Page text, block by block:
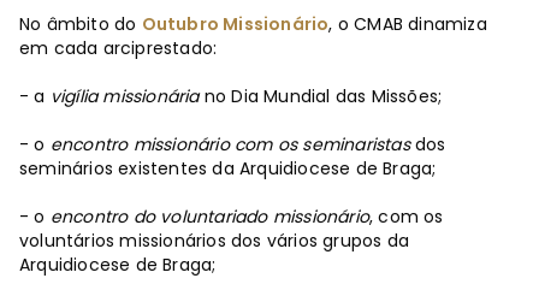
No âmbito do Outubro Missionário, o CMAB dinamiza
em cada arciprestado:
- a vigília missionáriano Dia Mundial das Missões;
- o encontro missionário com os seminaristasdos
seminários existentes da Arquidiocese de Braga;
- o encontro do voluntariado missionário, com os
voluntários missionários dos vários grupos da
Arquidiocese de Braga;